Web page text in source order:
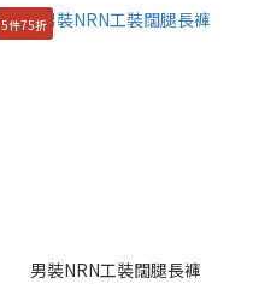
5件75折
男裝NRN工裝闊腿長褲